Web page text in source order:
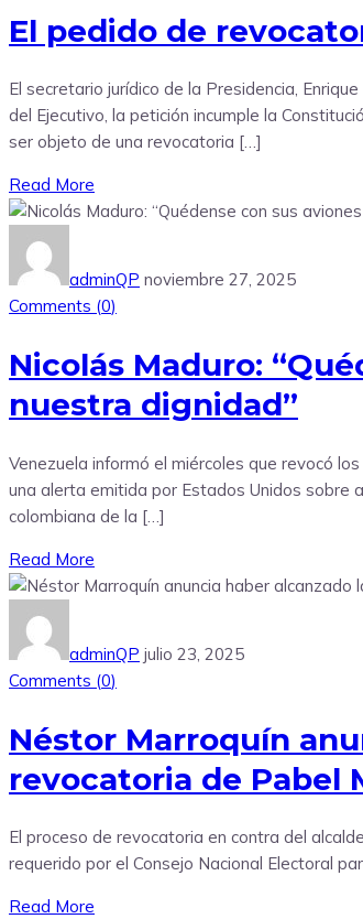
El pedido de
El secretario jurídico de la Presidencia,
del Ejecutivo, la petición incumple la
ser objeto de una revocatoria […]
Read More
adminQP noviembre 27, 2025
Comments (0)
Nicolás Maduro:
nuestra dignidad”
Venezuela informó el miércoles que revocó
una alerta emitida por Estados Unidos sobre
colombiana de la […]
Read More
adminQP julio 23, 2025
Comments (0)
Néstor Marroquín
revocatoria de Pabel
El proceso de revocatoria en contra del
requerido por el Consejo Nacional Electoral
Read More